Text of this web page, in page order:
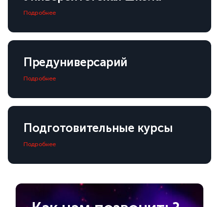
Подробнее
Предуниверсарий
Подробнее
Подготовительные курсы
Подробнее